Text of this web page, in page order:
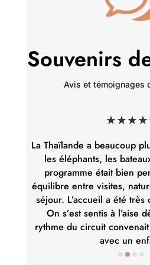
Souvenirs
Avis et témoignages
plu à notre fils, surtout
et la cuisine. Le
pensé, avec un bon
nature et plage en fin de
très chaleureux partout.
dès le début, et le
bien pour voyager